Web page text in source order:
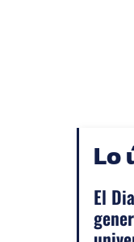
Lo
El